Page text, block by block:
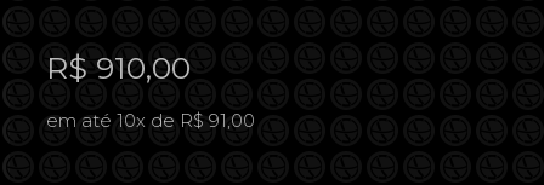
R$ 910,00
em até 10x de R$ 91,00